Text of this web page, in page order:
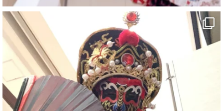
#四国
#愛媛観光
#旅行
#旅行動画
#一人旅
#観光スポット
#Travel
#ehime
#旅行好きと繋がりたい